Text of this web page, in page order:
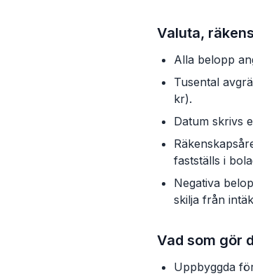
Valuta,
Alla belopp
Tusental
kr).
Datum skrivs
fastställs i
Negativa
skilja från
Vad som gör
Uppbyggda